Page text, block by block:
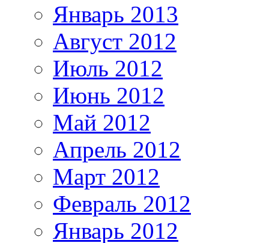
Январь 2013
Август 2012
Июль 2012
Июнь 2012
Май 2012
Апрель 2012
Март 2012
Февраль 2012
Январь 2012